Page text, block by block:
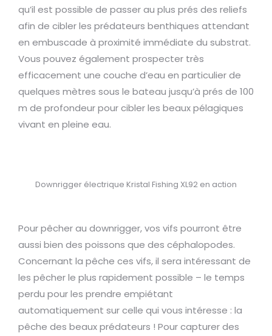
qu’il est possible de passer au plus prés des reliefs
afin de cibler les prédateurs benthiques attendant
en embuscade à proximité immédiate du substrat.
Vous pouvez également prospecter très
efficacement une couche d’eau en particulier de
quelques mètres sous le bateau jusqu’à prés de 100
m de profondeur pour cibler les beaux pélagiques
vivant en pleine eau.
Downrigger électrique Kristal Fishing XL92 en action
Pour pêcher au downrigger, vos vifs pourront être
aussi bien des poissons que des céphalopodes.
Concernant la pêche ces vifs, il sera intéressant de
les pêcher le plus rapidement possible – le temps
perdu pour les prendre empiétant
automatiquement sur celle qui vous intéresse : la
pêche des beaux prédateurs ! Pour capturer des